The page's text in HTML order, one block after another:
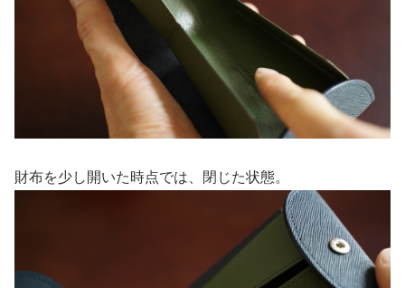
財布を少し開いた時点では、閉じた状態。